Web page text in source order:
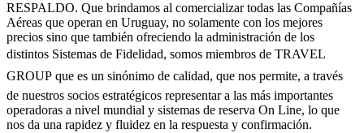
RESPALDO. Que brindamos al comercializar todas las Compañías
Aéreas que operan en Uruguay, no solamente con los mejores
precios sino que también ofreciendo la administración de los
distintos Sistemas de Fidelidad, somos miembros de TRAVEL
GROUP que es un sinónimo de calidad, que nos permite, a través
de nuestros socios estratégicos representar a las más importantes
operadoras a nivel mundial y sistemas de reserva On Line, lo que
nos da una rapidez y fluidez en la respuesta y confirmación.